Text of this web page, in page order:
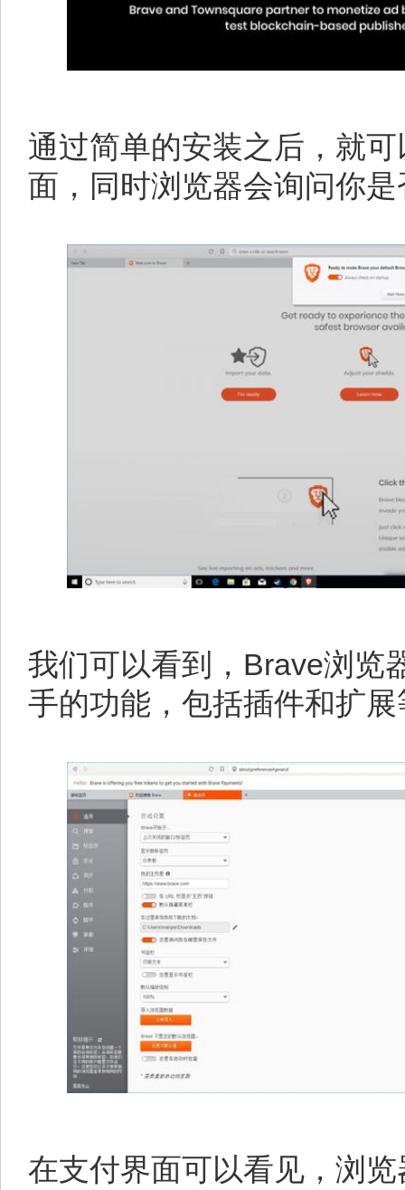
通过简单的安装之后，就
面，同时浏览器会询问你
我们可以看到，Brave浏览
手的功能，包括插件和扩
在支付界面可以看见，浏